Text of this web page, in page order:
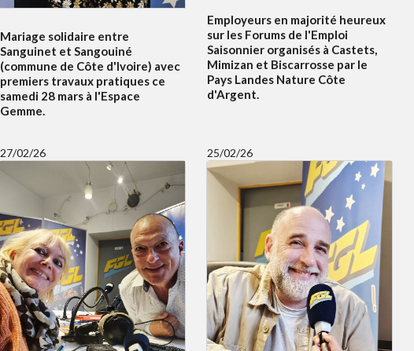
Mariage solidaire entre
Sanguinet et Sangouiné
(commune de Côte d'Ivoire) avec
premiers travaux pratiques ce
samedi 28 mars à l'Espace
Gemme.
Employeurs en majorité heureux
sur les Forums de l'Emploi
Saisonnier organisés à Castets,
Mimizan et Biscarrosse par le
Pays Landes Nature Côte
d'Argent.
27/02/26 25/02/26